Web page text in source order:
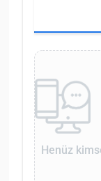
Henüz